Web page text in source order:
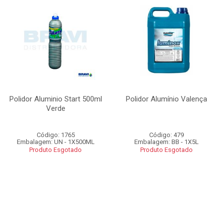
Polidor Aluminio Start 500ml
Verde
Código: 1765
Embalagem: UN - 1X500ML
Produto Esgotado
Polidor Alumínio Valença
Código: 479
Embalagem: BB - 1X5L
Produto Esgotado